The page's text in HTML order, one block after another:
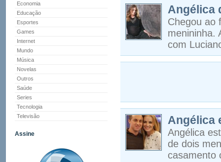
Economia
Educação
Esportes
Games
Internet
Mundo
Música
Novelas
Outros
Saúde
Series
Tecnologia
Televisão
Assine
Angélica
Chegou ao
menininha.
com
Angélica
Angélica
de dois
casamento